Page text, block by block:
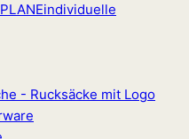
individuelle